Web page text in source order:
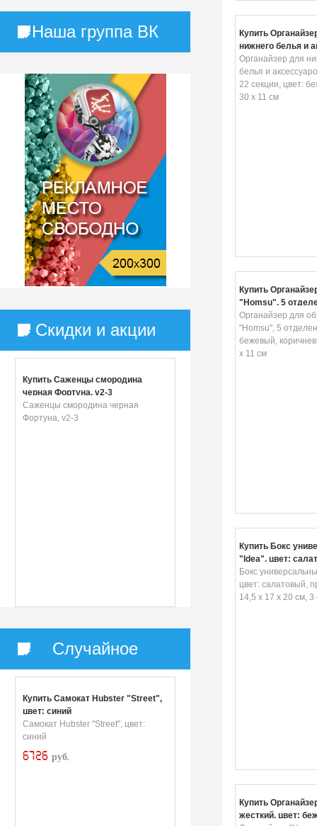
Наша группа ВК
Скидки и акции
Купить Саженцы смородина
черная Фортуна, v2-3
Саженцы смородина черная
Фортуна, v2-3
Случайное
Купить Самокат Hubster "Street",
цвет: синий
Самокат Hubster "Street", цвет:
синий
6726 руб.
Купить
нижнего белья и
"Homsu", 22
бежевый, 30 x 30
Органайзер для
белья и
22 секции, цвет:
30 x 11 см
Купить
"Homsu", 5
бежевый,
32 x 11 см
Органайзер для
"Homsu", 5
бежевый,
x 11 см
Купить Бокс
"Idea", цвет:
прозрачный, 14,5
3 секции
Бокс
цвет: салатовый,
14,5 х 17 х 20 см, 3
Купить
жесткий, цвет: